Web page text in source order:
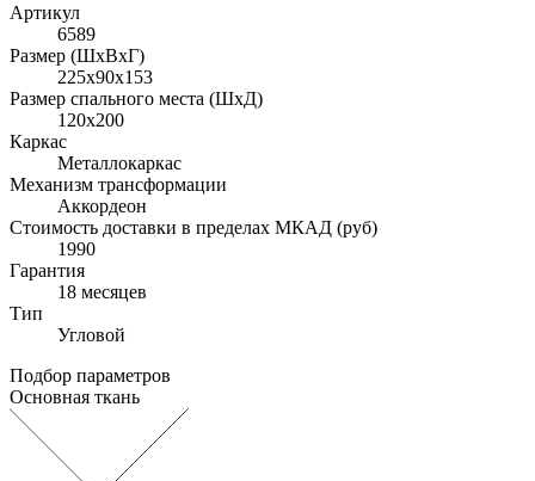
Артикул
6589
Размер (ШхВхГ)
225x90x153
Размер спального места (ШхД)
120x200
Каркас
Металлокаркас
Механизм трансформации
Аккордеон
Стоимость доставки в пределах МКАД (руб)
1990
Гарантия
18 месяцев
Тип
Угловой
Подбор параметров
Основная ткань